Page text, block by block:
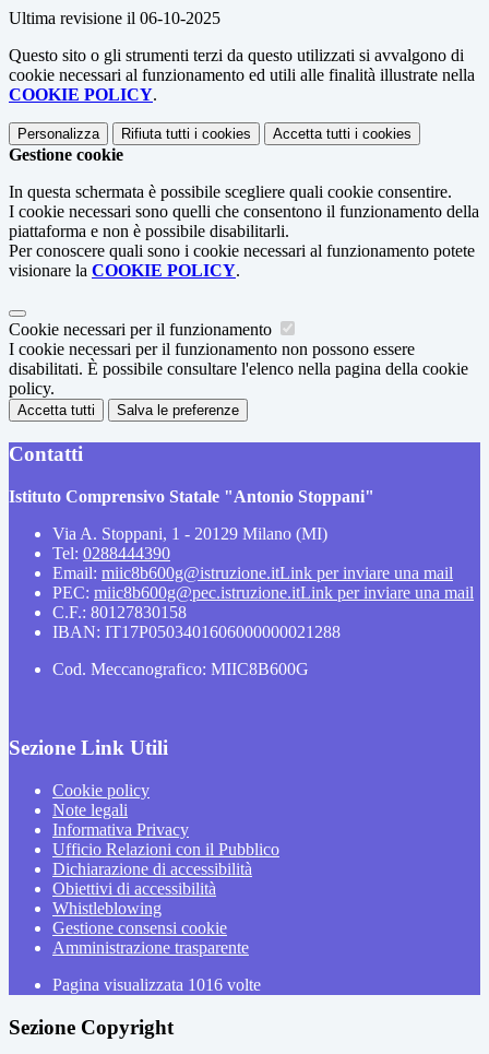
Ultima revisione il 06-10-2025
Questo sito o gli strumenti terzi da questo utilizzati si avvalgono di
cookie necessari al funzionamento ed utili alle finalità illustrate nella
COOKIE POLICY.
Personalizza Rifiuta tutti i cookies Accetta tutti i cookies
Gestione cookie
In questa schermata è possibile scegliere quali cookie consentire.
I cookie necessari sono quelli che consentono il funzionamento della
piattaforma e non è possibile disabilitarli.
Per conoscere quali sono i cookie necessari al funzionamento potete
visionare la COOKIE POLICY.
Cookie necessari per il funzionamento
I cookie necessari per il funzionamento non possono essere
disabilitati. È possibile consultare l'elenco nella pagina della cookie
policy.
Accetta tutti Salva le preferenze
Contatti
Istituto Comprensivo Statale "Antonio Stoppani"
Via A. Stoppani, 1 - 20129 Milano (MI)
Tel: 0288444390
Email: miic8b600g@istruzione.itLink per inviare una mail
PEC: miic8b600g@pec.istruzione.itLink per inviare una mail
C.F.: 80127830158
IBAN: IT17P0503401606000000021288
Cod. Meccanografico: MIIC8B600G
Sezione Link Utili
Cookie policy
Note legali
Informativa Privacy
Ufficio Relazioni con il Pubblico
Dichiarazione di accessibilità
Obiettivi di accessibilità
Whistleblowing
Gestione consensi cookie
Amministrazione trasparente
Pagina visualizzata 1016 volte
Sezione Copyright